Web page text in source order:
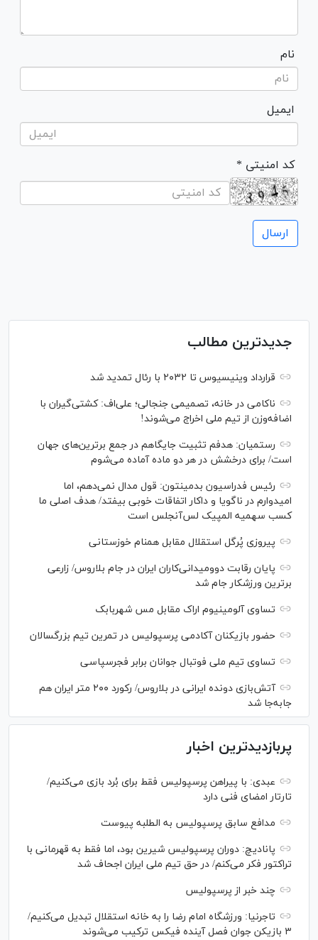
نام
ایمیل
* کد امنیتی
جدیدترین مطالب
قرارداد وینیسیوس تا ۲۰۳۲ با رئال‌ تمدید شد
ناکامی در خانه، تصمیمی جنجالی؛ علی‌اف: کشتی‌گیران با
اضافه‌وزن از تیم ملی اخراج می‌شوند!
رستمیان: هدفم تثبیت جایگاهم در جمع برترین‌های جهان
است/ برای درخشش در هر دو ماده آماده می‌شوم
رئیس فدراسیون بدمینتون: قول مدال نمی‌دهم، اما
امیدوارم در ناگویا و داکار اتفاقات خوبی بیفتد/ هدف اصلی ما
کسب سهمیه المپیک لس‌آنجلس است
پیروزی پُرگل استقلال مقابل همنام خوزستانی
پایان رقابت دوومیدانی‌کاران ایران در جام بلاروس/ زارعی
برترین ورزشکار جام شد
تساوی آلومینیوم اراک مقابل مس شهربابک
حضور بازیکنان آکادمی پرسپولیس در تمرین تیم بزرگسالان
تساوی تیم ملی فوتبال جوانان برابر فجرسپاسی
آتش‌بازی دونده ایرانی در بلاروس/ رکورد ۲۰۰ متر ایران هم
جابه‌جا شد
پربازدیدترین اخبار
عبدی: با پیراهن پرسپولیس فقط برای بُرد بازی می‌کنیم/
تارتار امضای فنی دارد
مدافع سابق پرسپولیس به الطلبه پیوست
پانادیچ: دوران پرسپولیس شیرین بود، اما فقط به قهرمانی با
تراکتور فکر می‌کنم/ در حق تیم ملی ایران اجحاف شد
چند خبر از پرسپولیس
تاجرنیا: ورزشگاه امام رضا را به خانه استقلال تبدیل می‌کنیم/
۳ بازیکن جوان فصل آینده فیکس ترکیب می‌شوند